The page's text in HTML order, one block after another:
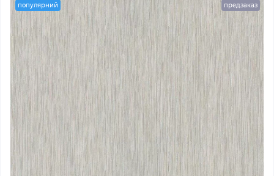
популярний предзаказ